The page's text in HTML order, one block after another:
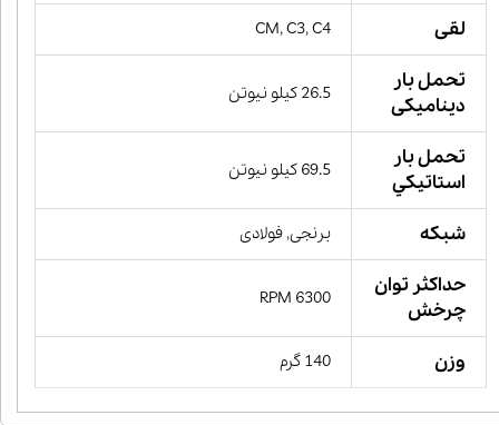
لقی CM, C3, C4
تحمل بار
دینامیکی
26.5 کیلو نیوتن
تحمل بار
استاتيكي
69.5 کیلو نیوتن
شبکه برنجی, فولادی
حداکثر توان
چرخش
6300 RPM
وزن 140 گرم